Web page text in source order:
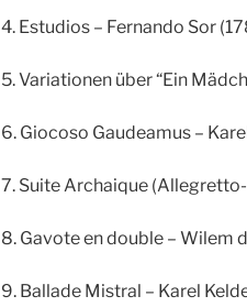
4. Estudios – Fernando Sor
5. Variationen über “Ein
6. Giocoso Gaudeamus –
7. Suite Archaique
8. Gavote en double – Wilem
9. Ballade Mistral – Karel